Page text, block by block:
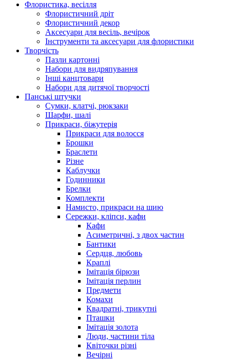
Флористика, весілля
Флористичний дріт
Флористичний декор
Аксесуари для весіль, вечірок
Інструменти та аксесуари для флористики
Творчість
Пазли картонні
Набори для видряпування
Інші канцтовари
Набори для дитячої творчості
Панські штучки
Сумки, клатчі, рюкзаки
Шарфи, шалі
Прикраси, біжутерія
Прикраси для волосся
Брошки
Браслети
Різне
Каблучки
Годинники
Брелки
Комплекти
Намисто, прикраси на шию
Сережки, кліпси, кафи
Кафи
Асиметричні, з двох частин
Бантики
Сердця, любовь
Краплі
Імітація бірюзи
Імітація перлин
Предмети
Комахи
Квадратні, трикутні
Пташки
Імітація золота
Люди, частини тіла
Квіточки різні
Вечірні